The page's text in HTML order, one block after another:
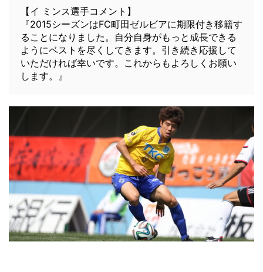
【イ ミンス選手コメント】
『2015シーズンはFC町田ゼルビアに期限付き移籍す
ることになりました。自分自身がもっと成長できる
ようにベストを尽くしてきます。引き続き応援して
いただければ幸いです。これからもよろしくお願い
します。』